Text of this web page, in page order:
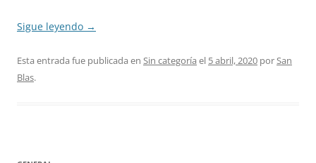
Sigue leyendo →
Esta entrada fue publicada en Sin categoría el 5 abril, 2020 porSan
Blas.